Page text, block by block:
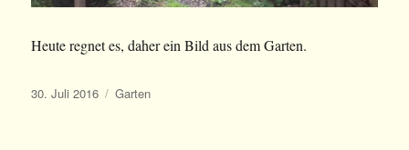
Heute regnet es, daher ein Bild aus dem Garten.
Veröffentlicht
30. Juli 2016 Kategorien
Garten